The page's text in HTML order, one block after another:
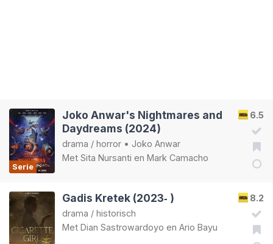
Serie
6.5
Joko Anwar's Nightmares and
Daydreams (2024)
drama / horror • Joko Anwar
Met Sita Nursanti en Mark Camacho
8.2
Gadis Kretek (2023‑ )
drama / historisch
Met Dian Sastrowardoyo en Ario Bayu